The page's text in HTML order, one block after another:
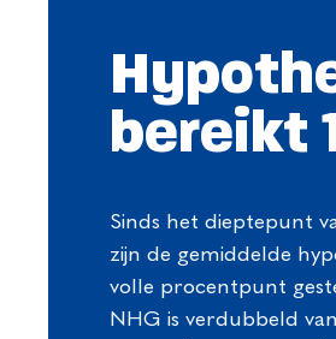
bereikt
Sinds het dieptepunt
zijn de gemiddelde
volle procentpunt
NHG is verdubbeld